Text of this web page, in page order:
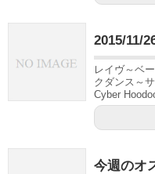
2015/11/
レイヴ～ベ
クダンス～
Cyber
今週のオ